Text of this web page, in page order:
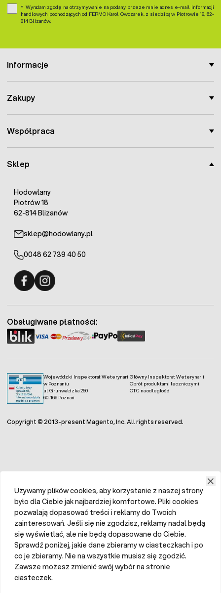
Sklep
Hodowlany
Piotrów 18
62-814 Blizanów
sklep@hodowlany.pl
0048 62 739 40 50
Informacje
Zakupy
Współpraca
Wyrażam zgodę na otrzymywanie na podany przeze mnie adres e-mail informacji
handlowych pochodzących od FERMO Karol Owczarek, z siedzibą w Piotrowie 18, 62-
814 Blizanów.
Wojewódzki Inspektorat Weterynarii
w Poznaniu
ul. Grunwaldzka 250
60-166 Poznań
Główny Inspektorat Weterynarii
Obrót produktami leczniczymi
OTC na odległość
Obsługiwane płatności:
Copyright © 2013-present Magento, Inc. All rights reserved.
Używamy plików cookies, aby korzystanie z naszej strony
było dla Ciebie jak najbardziej komfortowe. Pliki cookies
pozwalają dopasować treści i reklamy do Twoich
zainteresowań. Jeśli się nie zgodzisz, reklamy nadal będą
się wyświetlać, ale nie będą dopasowane do Ciebie.
Sprawdź poniżej, jakie dane zbieramy w ciasteczkach i po
co je zbieramy. Nie na wszystkie musisz się zgodzić.
Zawsze możesz zmienić swój wybór na stronie
ciasteczek.